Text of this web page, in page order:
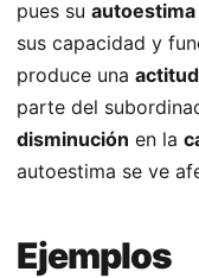
pues su autoestima
sus capacidad y
produce una
parte del
disminución en la
autoestima se ve
Ejemplos